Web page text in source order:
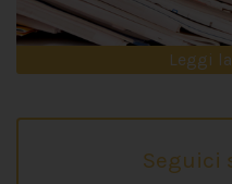
Leggi
Seguici